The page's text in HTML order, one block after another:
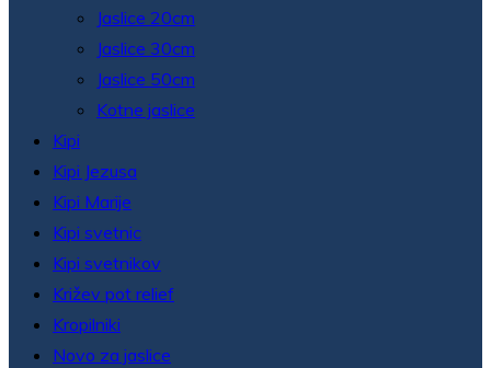
Jaslice 20cm
Jaslice 30cm
Jaslice 50cm
Kotne jaslice
Kipi
Kipi Jezusa
Kipi Marije
Kipi svetnic
Kipi svetnikov
Križev pot relief
Kropilniki
Novo za jaslice